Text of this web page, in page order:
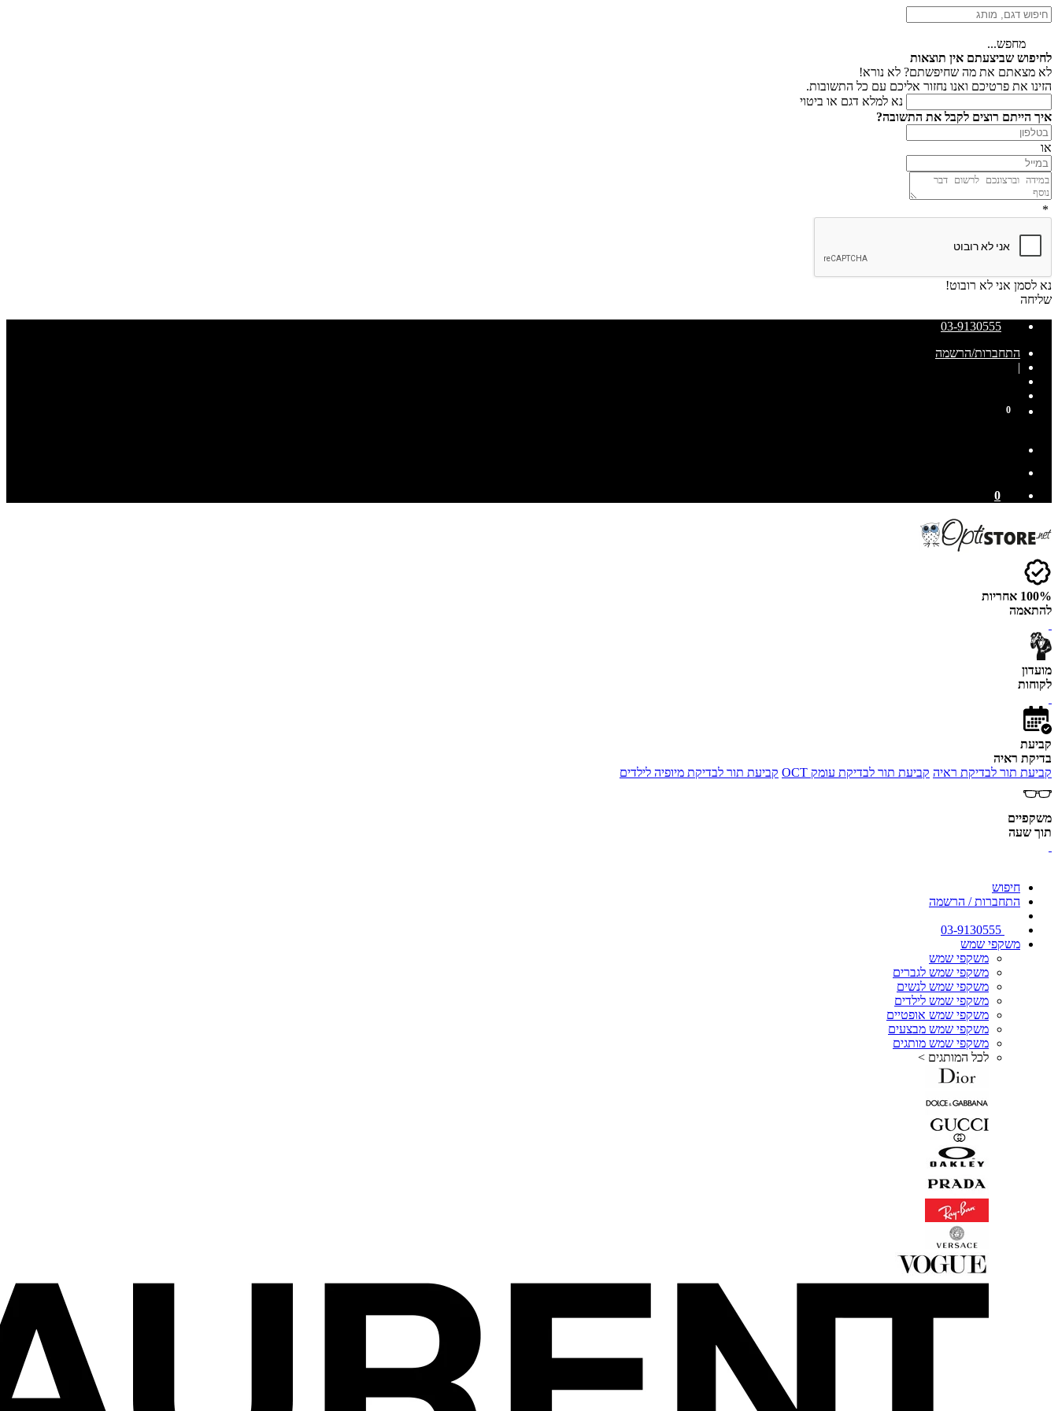
מחפש...
לחיפוש שביצעתם אין תוצאות
לא מצאתם את מה שחיפשתם? לא נורא!
הזינו את פרטיכם ואנו נחזור אליכם עם כל התשובות.
נא למלא דגם או ביטוי
איך הייתם רוצים לקבל את התשובה?
או
*
נא לסמן אני לא רובוט!
שליחה
03-9130555
התחברות/הרשמה
|
0
0
100% אחריות
להתאמה
מועדון
לקוחות
קביעת
בדיקת ראיה
קביעת תור לבדיקת ראיה קביעת תור לבדיקת עומק OCT קביעת תור לבדיקת מיופיה לילדים
משקפיים
תוך שעה
חיפוש
התחברות / הרשמה
משקפי שמש
משקפי שמש
משקפי שמש לגברים
משקפי שמש לנשים
משקפי שמש לילדים
משקפי שמש אופטיים
משקפי שמש מבצעים
משקפי שמש מותגים
לכל המותגים >